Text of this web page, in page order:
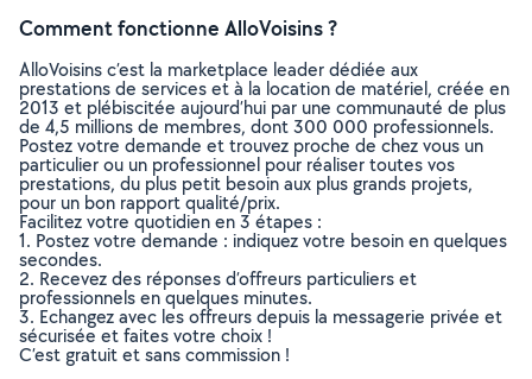
Comment fonctionne AlloVoisins ?
AlloVoisins c’est la marketplace leader dédiée aux
prestations de services et à la location de matériel, créée en
2013 et plébiscitée aujourd’hui par une communauté de plus
de 4,5 millions de membres, dont 300 000 professionnels.
Postez votre demande et trouvez proche de chez vous un
particulier ou un professionnel pour réaliser toutes vos
prestations, du plus petit besoin aux plus grands projets,
pour un bon rapport qualité/prix.
Facilitez votre quotidien en 3 étapes :
1. Postez votre demande : indiquez votre besoin en quelques
secondes.
2. Recevez des réponses d’offreurs particuliers et
professionnels en quelques minutes.
3. Echangez avec les offreurs depuis la messagerie privée et
sécurisée et faites votre choix !
C’est gratuit et sans commission !